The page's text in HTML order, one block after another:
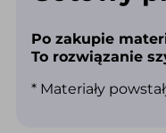
Po zakupie
To rozwiązanie
* Materiały